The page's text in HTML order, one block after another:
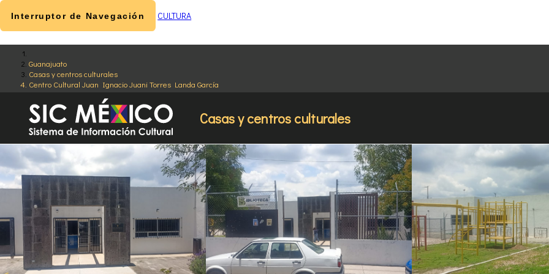
Guanajuato
Casas y centros culturales
Centro Cultural Juan Ignacio Juani Torres Landa García
Casas y centros culturales
Interruptor de Navegación CULTURA